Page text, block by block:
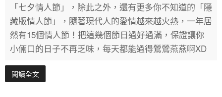
「七夕情人節」，除此之外，還有更多你不知道的「隱
藏版情人節」，隨著現代人的愛情越來越火熱，一年居
然有15個情人節！把這幾個節日過好過滿，保證讓你
小倆口的日子不再乏味，每天都能過得鶯鶯燕燕啊XD
閱讀全文